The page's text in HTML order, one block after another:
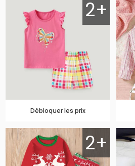
2+
Débloquer les prix
2+